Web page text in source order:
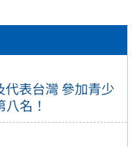
表台灣 參加青少
名！